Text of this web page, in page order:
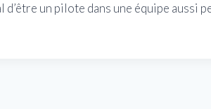
d’être un pilote dans une équipe